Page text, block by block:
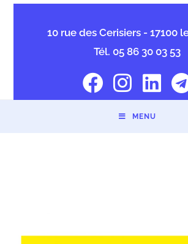
10 rue des Cerisiers - 17100
Tél. 05 86 30 03 53
MENU